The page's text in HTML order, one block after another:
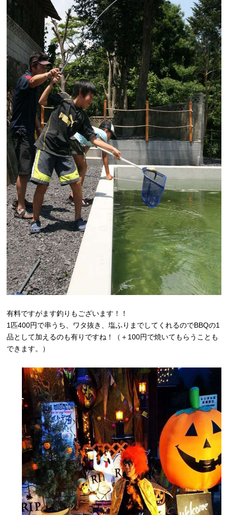
有料ですがます釣りもございます！！
1匹400円で串うち、ワタ抜き、塩ふりまでしてくれるのでBBQの1
品として加えるのも有りですね！（＋100円で焼いてもらうことも
できます。）